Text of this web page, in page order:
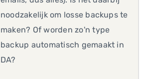
noodzakelijk om losse backups te
maken? Of worden zo'n type
backup automatisch gemaakt in
DA?